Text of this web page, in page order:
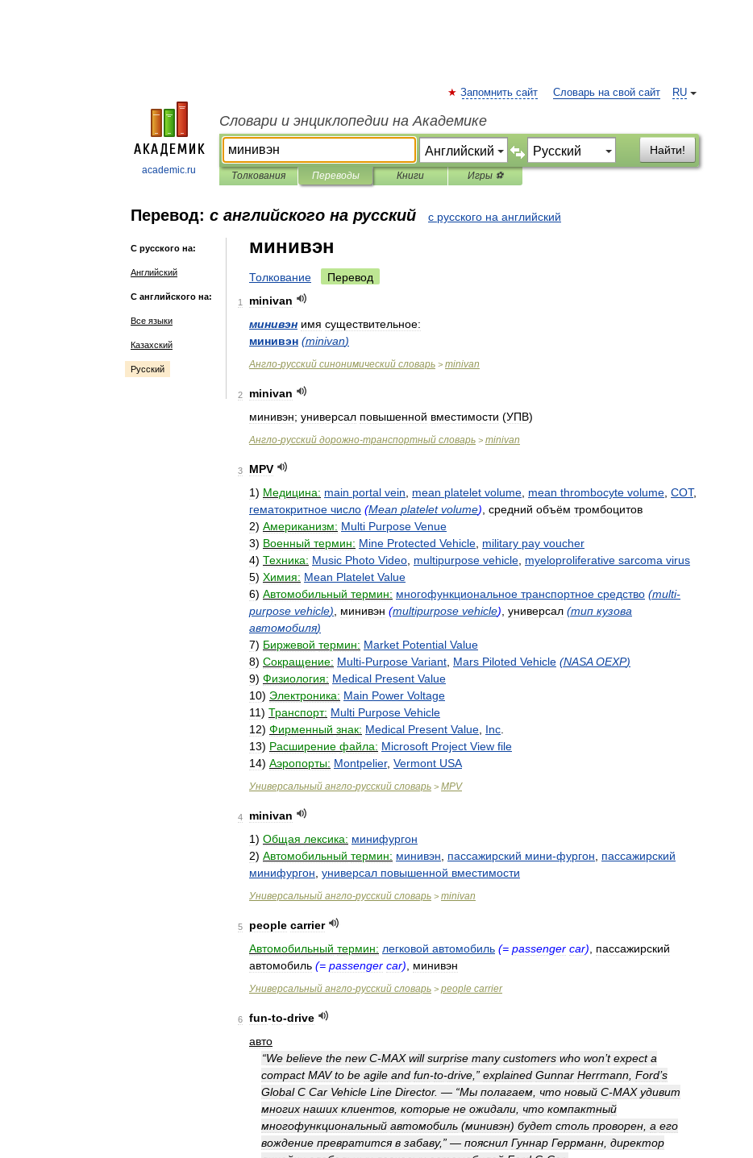
academic.ru
RU
Запомнить сайт Словарь на свой сайт
Словари и энциклопедии на Академике
Найти!
Толкования Переводы Книги Игры ⚽
Перевод: с английского на русский с русского на английский
С русского на:
Английский
С английского на:
Все языки
Казахский
Русский
минивэн
Толкование Перевод
1
minivan
минивэн имя существительное:
минивэн (minivan)
Англо-русский синонимический словарь > minivan
2
minivan
минивэн; универсал повышенной вместимости (УПВ)
Англо-русский дорожно-транспортный словарь > minivan
3
MPV
1) Медицина: main portal vein mean platelet volume mean thrombocyte volume СОТ,
гематокритное число (Mean platelet volume) средний объём тромбоцитов
2) Американизм: Multi Purpose Venue
3) Военный термин: Mine Protected Vehicle military pay voucher
4) Техника: Music Photo Video multipurpose vehicle myeloproliferative sarcoma virus
5) Химия: Mean Platelet Value
6) Автомобильный термин: многофункциональное транспортное средство (multi-
purpose vehicle) минивэн (multipurpose vehicle) универсал (тип кузова
автомобиля)
7) Биржевой термин: Market Potential Value
8) Сокращение: Multi-Purpose Variant Mars Piloted Vehicle (NASA OEXP)
9) Физиология: Medical Present Value
10) Электроника: Main Power Voltage
11) Транспорт: Multi Purpose Vehicle
12) Фирменный знак: Medical Present Value Inc
13) Расширение файла: Microsoft Project View file
14) Аэропорты: Montpelier, Vermont USA
Универсальный англо-русский словарь > MPV
4
minivan
1) Общая лексика: минифургон
2) Автомобильный термин: минивэн пассажирский мини-фургон
пассажирский
минифургон универсал повышенной вместимости
Универсальный англо-русский словарь > minivan
5 people carrier
Автомобильный термин: легковой автомобиль (= passenger car)
пассажирский
автомобиль (= passenger car) минивэн
Универсальный англо-русский словарь > people carrier
6 fun-to-drive
авто
“We believe the new C-MAX will surprise many customers who won’t expect a
compact MAV to be agile and fun-to-drive ,” explained Gunnar Herrmann Ford’s
Global C Car Vehicle Line Director. — “Мы полагаем что новый C-MAX удивит
многих наших клиентов которые не ожидали что компактный
многофункциональный автомобиль (минивэн) будет столь проворен а его
вождение превратится в забаву,” — пояснил Гуннар Геррманн директор